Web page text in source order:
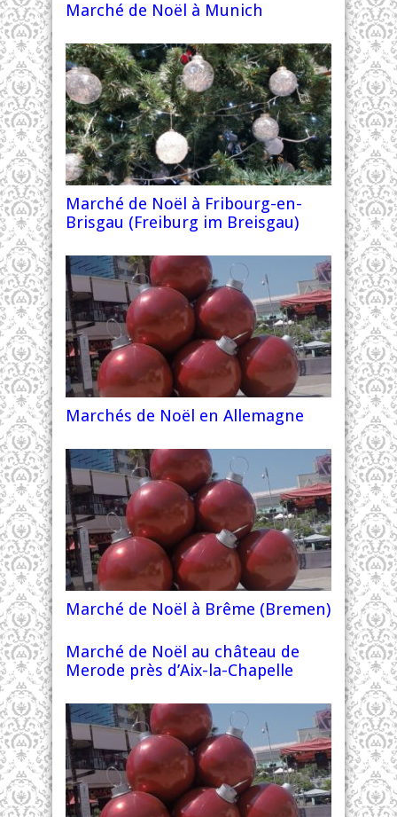
Marché de Noël à Munich
Marché de Noël à Fribourg-en-
Brisgau (Freiburg im Breisgau)
Marchés de Noël en Allemagne
Marché de Noël à Brême (Bremen)
Marché de Noël au château de
Merode près d’Aix-la-Chapelle